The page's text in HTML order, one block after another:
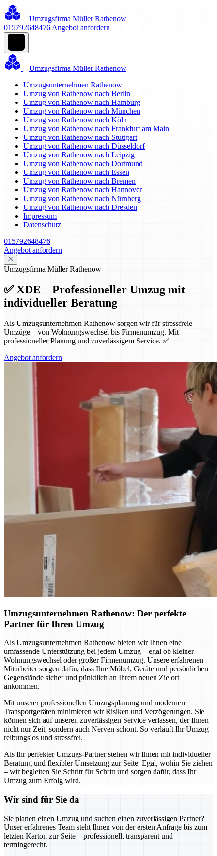
Umzugsfirma Müller Rathenow
015792648476 Angebot anfordern
Umzugsfirma Müller Rathenow
Umzugsunternehmen Rathenow
Umzug von Rathenow nach Berlin
Umzug von Rathenow nach Hamburg
Umzug von Rathenow nach München
Umzug von Rathenow nach Köln
Umzug von Rathenow nach Frankfurt am Main
Umzug von Rathenow nach Stuttgart
Umzug von Rathenow nach Düsseldorf
Umzug von Rathenow nach Leipzig
Umzug von Rathenow nach Dortmund
Umzug von Rathenow nach Essen
Umzug von Rathenow nach Bremen
Umzug von Rathenow nach Hannover
Umzug von Rathenow nach Nürnberg
Umzug von Rathenow nach Dresden
Impressum
Datenschutz
015792648476
Angebot anfordern
Umzugsfirma Müller Rathenow
✅ XDE – Professioneller Umzug mit
individueller Beratung
Als Umzugsunternehmen Rathenow sorgen wir für stressfreie
Umzüge – von Wohnungswechsel bis Firmenumzug. Mit
professioneller Planung und zuverlässigem Service. ✅
Angebot anfordern
Umzugsunternehmen Rathenow: Der perfekte
Partner für Ihren Umzug
Als Umzugsunternehmen Rathenow bieten wir Ihnen eine
umfassende Unterstützung bei jedem Umzug – egal ob kleiner
Wohnungswechsel oder großer Firmenumzug. Unsere erfahrenen
Mitarbeiter sorgen dafür, dass Ihre Möbel, Geräte und persönlichen
Gegenstände sicher und pünktlich an Ihrem neuen Zielort
ankommen.
Mit unserer professionellen Umzugsplanung und modernen
Transportgeräten minimieren wir Risiken und Verzögerungen. Sie
können sich auf unseren zuverlässigen Service verlassen, der Ihnen
nicht nur Zeit, sondern auch Nerven schont. So verläuft Ihr Umzug
reibungslos und stressfrei.
Als Ihr perfekter Umzugs-Partner stehen wir Ihnen mit individueller
Beratung und flexibler Umsetzung zur Seite. Egal, wohin Sie ziehen
– wir begleiten Sie Schritt für Schritt und sorgen dafür, dass Ihr
Umzug zum Erfolg wird.
Wir sind für Sie da
Sie planen einen Umzug und suchen einen zuverlässigen Partner?
Unser erfahrenes Team steht Ihnen von der ersten Anfrage bis zum
letzten Karton zur Seite – professionell, transparent und
termingerecht.